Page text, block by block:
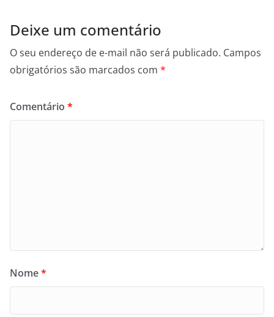
Deixe um comentário
O seu endereço de e-mail não será publicado. Campos
obrigatórios são marcados com *
Comentário *
Nome*